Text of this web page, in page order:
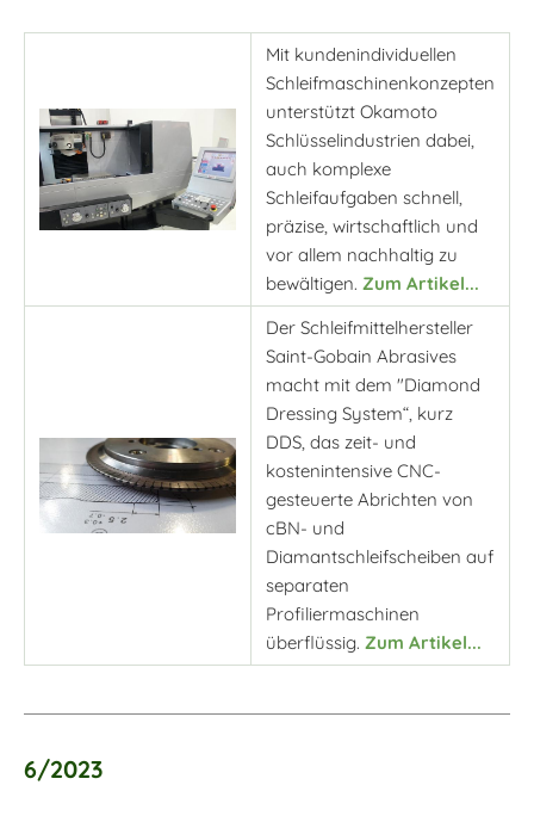
Mit kundenindividuellen
Schleifmaschinenkonzepten
unterstützt Okamoto
Schlüsselindustrien dabei,
auch komplexe
Schleifaufgaben schnell,
präzise, wirtschaftlich und
vor allem nachhaltig zu
bewältigen. Zum Artikel...
Der Schleifmittelhersteller
Saint-Gobain Abrasives
macht mit dem "Diamond
Dressing System“, kurz
DDS, das zeit- und
kostenintensive CNC-
gesteuerte Abrichten von
cBN- und
Diamantschleifscheiben auf
separaten
Profiliermaschinen
überflüssig. Zum Artikel...
6/2023